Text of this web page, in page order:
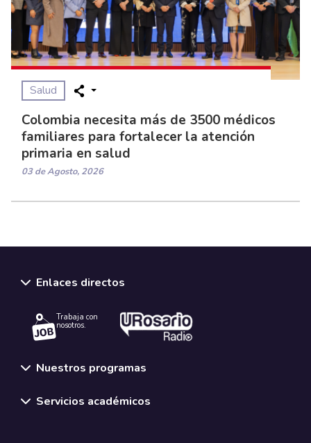
Salud
Colombia necesita más de 3500 médicos
familiares para fortalecer la atención
primaria en salud
03 de Agosto, 2026
Enlaces directos
Trabaja con
nosotros.
Nuestros programas
Servicios académicos